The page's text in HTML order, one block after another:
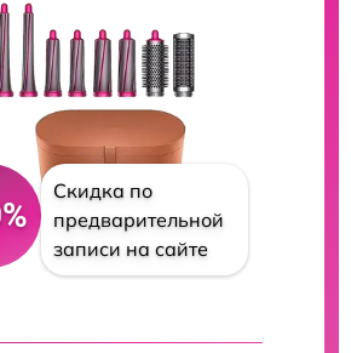
Скидка по
предварительной
записи на сайте